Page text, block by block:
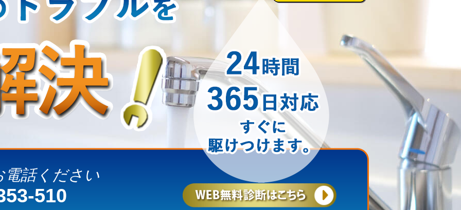
話ください
510